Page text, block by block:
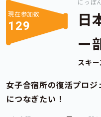
現在参加数
129
にっぽ
日
ー
スキ
女子合宿所の復活プロ
につなぎたい！